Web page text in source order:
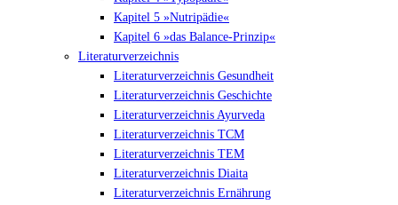
Kapitel 5 »Nutripädie«
Kapitel 6 »das Balance-Prinzip«
Literaturverzeichnis
Literaturverzeichnis Gesundheit
Literaturverzeichnis Geschichte
Literaturverzeichnis Ayurveda
Literaturverzeichnis TCM
Literaturverzeichnis TEM
Literaturverzeichnis Diaita
Literaturverzeichnis Ernährung